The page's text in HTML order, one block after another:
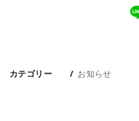
カテゴリー お知らせ